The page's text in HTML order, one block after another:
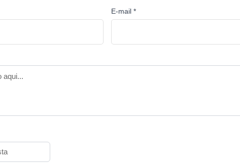
E-mail *